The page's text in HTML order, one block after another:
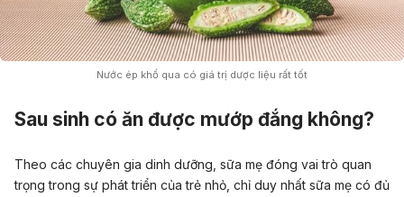
Nước ép khổ qua có giá trị dược liệu rất tốt
Sau sinh có ăn được mướp đắng không?
Theo các chuyên gia dinh dưỡng, sữa mẹ đóng vai trò quan
trọng trong sự phát triển của trẻ nhỏ, chỉ duy nhất sữa mẹ có đủ